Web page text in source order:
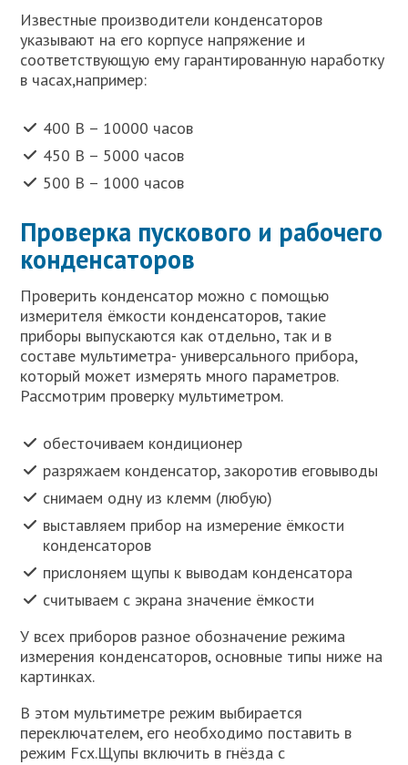
Известные производители конденсаторов
указывают на его корпусе напряжение и
соответствующую ему гарантированную наработку
в часах,например:
400 В – 10000 часов
450 В – 5000 часов
500 В – 1000 часов
Проверка пускового и рабочего
конденсаторов
Проверить конденсатор можно с помощью
измерителя ёмкости конденсаторов, такие
приборы выпускаются как отдельно, так и в
составе мультиметра- универсального прибора,
который может измерять много параметров.
Рассмотрим проверку мультиметром.
обесточиваем кондиционер
разряжаем конденсатор, закоротив еговыводы
снимаем одну из клемм (любую)
выставляем прибор на измерение ёмкости
конденсаторов
прислоняем щупы к выводам конденсатора
считываем с экрана значение ёмкости
У всех приборов разное обозначение режима
измерения конденсаторов, основные типы ниже на
картинках.
В этом мультиметре режим выбирается
переключателем, его необходимо поставить в
режим Fcх.Щупы включить в гнёзда с